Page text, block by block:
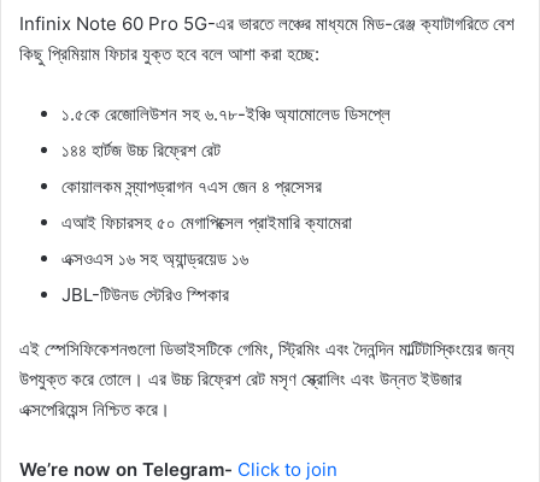
Infinix Note 60 Pro 5G-এর ভারতে লঞ্চের মাধ্যমে মিড-রেঞ্জ ক্যাটাগরিতে বেশ
কিছু প্রিমিয়াম ফিচার যুক্ত হবে বলে আশা করা হচ্ছে:
১.৫কে রেজোলিউশন সহ ৬.৭৮-ইঞ্চি অ্যামোলেড ডিসপ্লে
১৪৪ হার্টজ উচ্চ রিফ্রেশ রেট
কোয়ালকম স্ন্যাপড্রাগন ৭এস জেন ৪ প্রসেসর
এআই ফিচারসহ ৫০ মেগাপিক্সেল প্রাইমারি ক্যামেরা
এক্সওএস ১৬ সহ অ্যান্ড্রয়েড ১৬
JBL-টিউনড স্টেরিও স্পিকার
এই স্পেসিফিকেশনগুলো ডিভাইসটিকে গেমিং, স্ট্রিমিং এবং দৈনন্দিন মাল্টিটাস্কিংয়ের জন্য
উপযুক্ত করে তোলে। এর উচ্চ রিফ্রেশ রেট মসৃণ স্ক্রোলিং এবং উন্নত ইউজার
এক্সপেরিয়েন্স নিশ্চিত করে।
We’re now on Telegram- Click to join